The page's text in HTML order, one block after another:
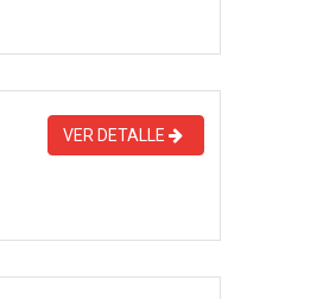
VER DETALLE